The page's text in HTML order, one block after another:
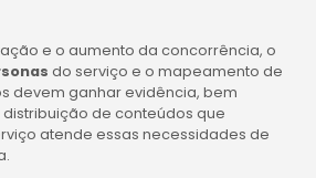
e o aumento da concorrência, o
do serviço e o mapeamento de
devem ganhar evidência, bem
de conteúdos que
atende essas necessidades de